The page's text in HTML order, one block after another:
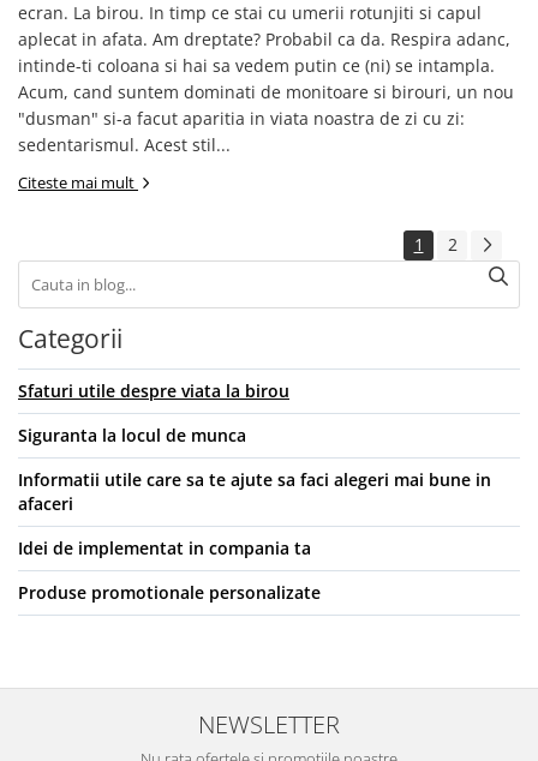
ecran. La birou. In timp ce stai cu umerii rotunjiti si capul
aplecat in afata. Am dreptate? Probabil ca da. Respira adanc,
intinde-ti coloana si hai sa vedem putin ce (ni) se intampla.
Acum, cand suntem dominati de monitoare si birouri, un nou
"dusman" si-a facut aparitia in viata noastra de zi cu zi:
sedentarismul. Acest stil...
Citeste mai mult
1 2
Categorii
Sfaturi utile despre viata la birou
Siguranta la locul de munca
Informatii utile care sa te ajute sa faci alegeri mai bune in
afaceri
Idei de implementat in compania ta
Produse promotionale personalizate
NEWSLETTER